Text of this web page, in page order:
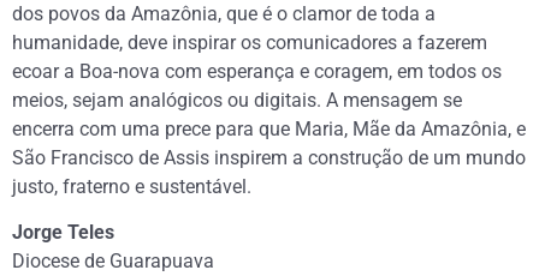
dos povos da Amazônia, que é o clamor de toda a
humanidade, deve inspirar os comunicadores a fazerem
ecoar a Boa-nova com esperança e coragem, em todos os
meios, sejam analógicos ou digitais. A mensagem se
encerra com uma prece para que Maria, Mãe da Amazônia, e
São Francisco de Assis inspirem a construção de um mundo
justo, fraterno e sustentável.
Jorge Teles
Diocese de Guarapuava